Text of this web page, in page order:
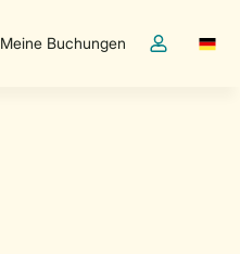
Meine Buchungen
Dropdown-